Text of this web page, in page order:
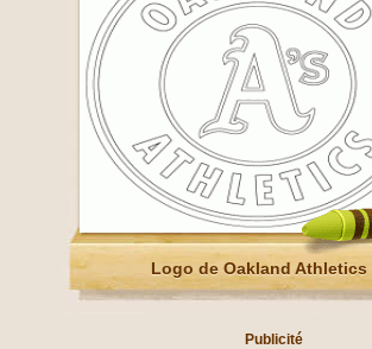
Logo de Oakland Athletics
Publicité